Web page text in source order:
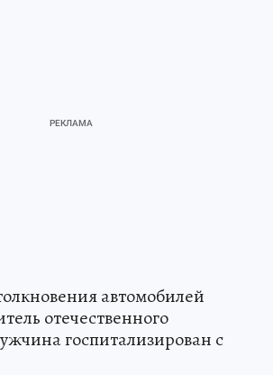
автомобилей
отечественного
госпитализирован с